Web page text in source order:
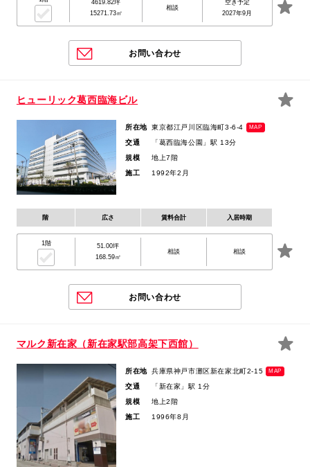
4619.82坪
15271.73㎡
相談
空き予定
2027年9月
お問い合わせ
ヒューリック葛西臨海ビル
所在地 東京都江戸川区臨海町3-6-4 MAP
交通
「葛西臨海公園」駅 13分
規模
地上7階
施工
1992年2月
階 広さ 賃料合計 入居時期
1階
51.00坪
168.59㎡
相談 相談
お問い合わせ
マルク新在家（新在家駅部高架下西館）
所在地 兵庫県神戸市灘区新在家北町2-15 MAP
交通
「新在家」駅 1分
規模
地上2階
施工
1996年8月